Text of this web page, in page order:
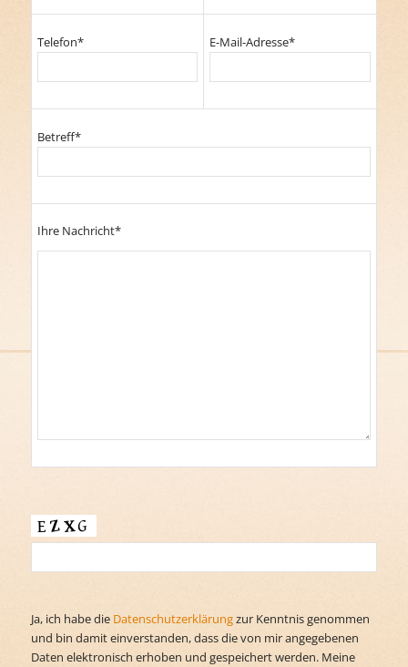
Telefon* E-Mail-Adresse*
Betreff*
Ihre Nachricht*
Ja, ich habe die Datenschutzerklärungzur Kenntnis genommen
und bin damit einverstanden, dass die von mir angegebenen
Daten elektronisch erhoben und gespeichert werden. Meine